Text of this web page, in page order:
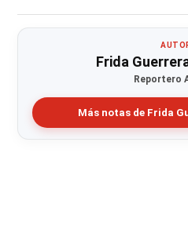
Frida
Reportero
Más notas de Frida